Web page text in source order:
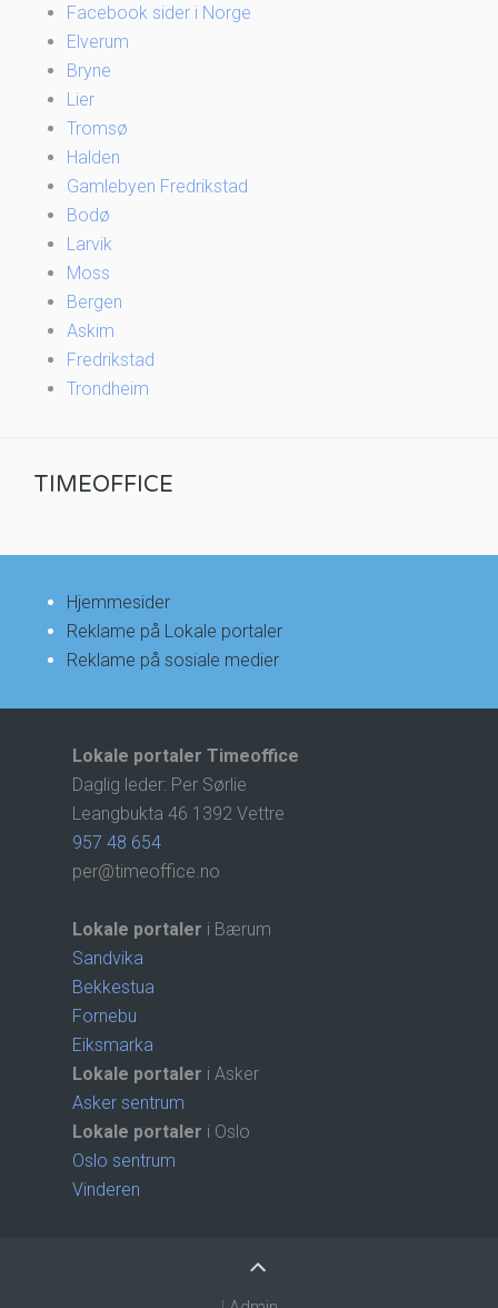
Facebook sider i Norge
Elverum
Bryne
Lier
Tromsø
Halden
Gamlebyen Fredrikstad
Bodø
Larvik
Moss
Bergen
Askim
Fredrikstad
Trondheim
TIMEOFFICE
Hjemmesider
Reklame på Lokale portaler
Reklame på sosiale medier
Lokale portaler Timeoffice
Daglig leder: Per Sørlie
Leangbukta 46 1392 Vettre
957 48 654
per@timeoffice.no
Lokale portaler i Bærum
Sandvika
Bekkestua
Fornebu
Eiksmarka
Lokale portaler i Asker
Asker sentrum
Lokale portaler i Oslo
Oslo sentrum
Vinderen